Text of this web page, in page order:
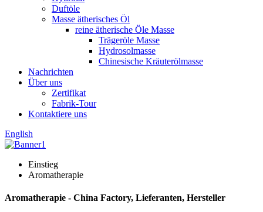
Duftöle
Masse ätherisches Öl
reine ätherische Öle Masse
Trägeröle Masse
Hydrosolmasse
Chinesische Kräuterölmasse
Nachrichten
Über uns
Zertifikat
Fabrik-Tour
Kontaktiere uns
English
Einstieg
Aromatherapie
Aromatherapie - China Factory, Lieferanten, Hersteller